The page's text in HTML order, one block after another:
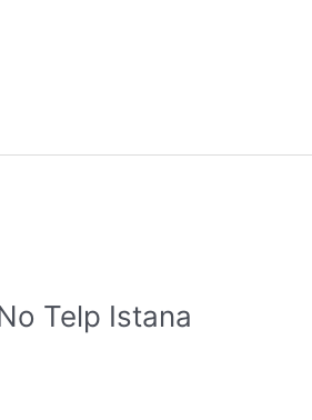
Telp Istana